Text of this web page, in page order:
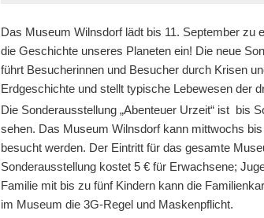
Das Museum Wilnsdorf lädt bis 11. September zu
die Geschichte unseres Planeten ein! Die neue
führt Besucherinnen und Besucher durch Krisen
Erdgeschichte und stellt typische Lebewesen der
Die Sonderausstellung „Abenteuer Urzeit“ ist bis
sehen. Das Museum Wilnsdorf kann mittwochs
besucht werden. Der Eintritt für das gesamte
Sonderausstellung kostet 5 € für Erwachsene;
Familie mit bis zu fünf Kindern kann die
im Museum die 3G-Regel und Maskenpflicht.